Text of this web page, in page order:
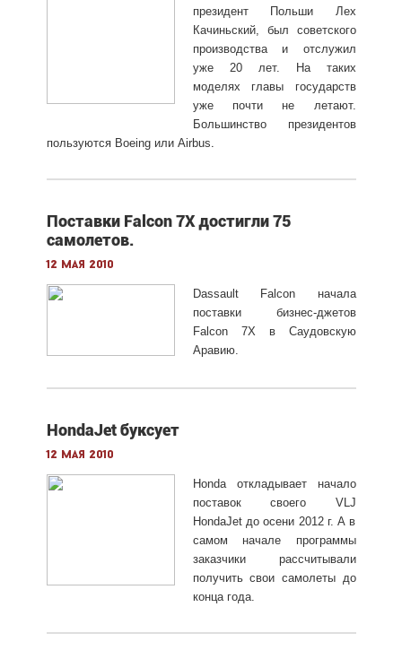
президент Польши Лех
Качиньский, был советского
производства и отслужил
уже 20 лет. На таких
моделях главы государств
уже почти не летают.
Большинство президентов
пользуются Boeing или Airbus
Поставки Falcon 7X достигли 75
самолетов.
12 мая 2010
Dassault Falcon начала
поставки бизнес-джетов
Falcon 7X в Саудовскую
Аравию.
HondaJet буксует
12 мая 2010
Honda откладывает начало
поставок своего VLJ
HondaJet до осени 2012 г. А в
самом начале программы
заказчики рассчитывали
получить свои самолеты до
конца года.